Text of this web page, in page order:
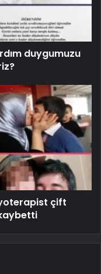
duygumuzu
çift